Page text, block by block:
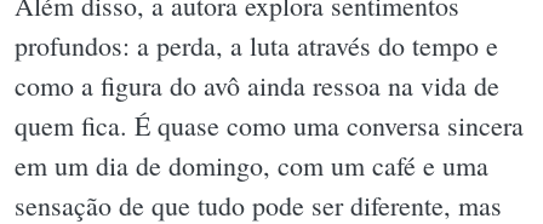
profundos: a perda, a luta através do tempo e
como a figura do avô ainda ressoa na vida de
quem fica. É quase como uma conversa sincera
em um dia de domingo, com um café e uma
sensação de que tudo pode ser diferente, mas